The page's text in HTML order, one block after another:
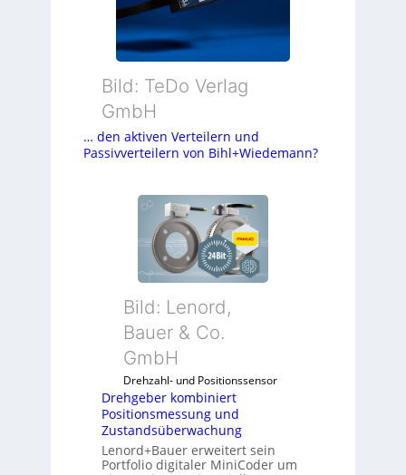
Bild: TeDo Verlag
GmbH
… den aktiven Verteilern und
Passivverteilern von Bihl+Wiedemann?
Bild: Lenord,
Bauer & Co.
GmbH
Drehzahl- und Positionssensor
Drehgeber kombiniert
Positionsmessung und
Zustandsüberwachung
Lenord+Bauer erweitert sein
Portfolio digitaler MiniCoder um